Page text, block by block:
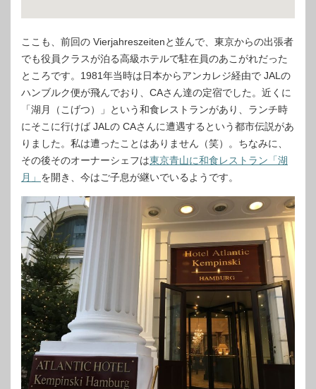
ここも、前回の Vierjahreszeitenと並んで、東京からの出張者
でも役員クラスが泊る高級ホテルで駐在員のあこがれだった
ところです。1981年当時は日本からアンカレジ経由で JALの
ハンブルク便が飛んでおり、CAさん達の定宿でした。近くに
「湖月（こげつ）」という和食レストランがあり、ランチ時
にそこに行けば JALの CAさんに遭遇するという都市伝説があ
りました。私は遭ったことはありません（笑）。ちなみに、
その後そのオーナーシェフは東京青山に和食レストラン「湖
月」 を開き、今はご子息が継いでいるようです。